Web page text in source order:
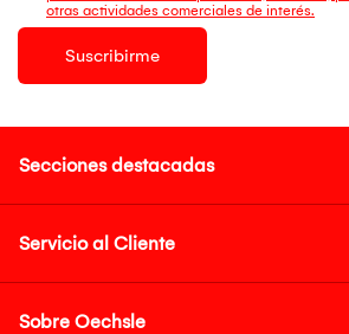
otras actividades comerciales de interés.
Suscribirme
Secciones destacadas
Servicio al Cliente
Sobre Oechsle